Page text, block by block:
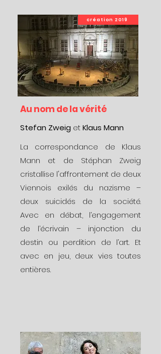
Au nom de la vérité
Stefan Zweig etKlaus Mann
La correspondance de Klaus
Mann et de Stéphan Zweig
cristallise l'affrontement de deux
Viennois exilés du nazisme –
deux suicidés de la société.
Avec en débat, l’engagement
de l’écrivain – injonction du
destin ou perdition de l’art. Et
avec en jeu, deux vies toutes
entières.
création 2019